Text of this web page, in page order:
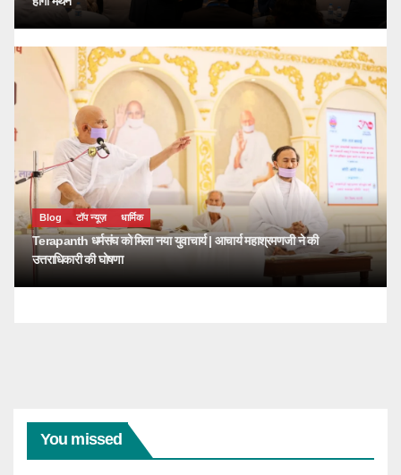
Blog टॉप न्यूज़ धार्मिक
Terapanth धर्मसंघ को मिला नया युवाचार्य | आचार्य महाश्रमणजी ने की
उत्तराधिकारी की घोषणा
You missed